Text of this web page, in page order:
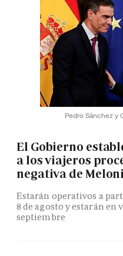
Pedro Sánchez y
El Gobierno
a los viajeros
negativa de
Estarán operativos a
8 de agosto y estarán en
septiembre